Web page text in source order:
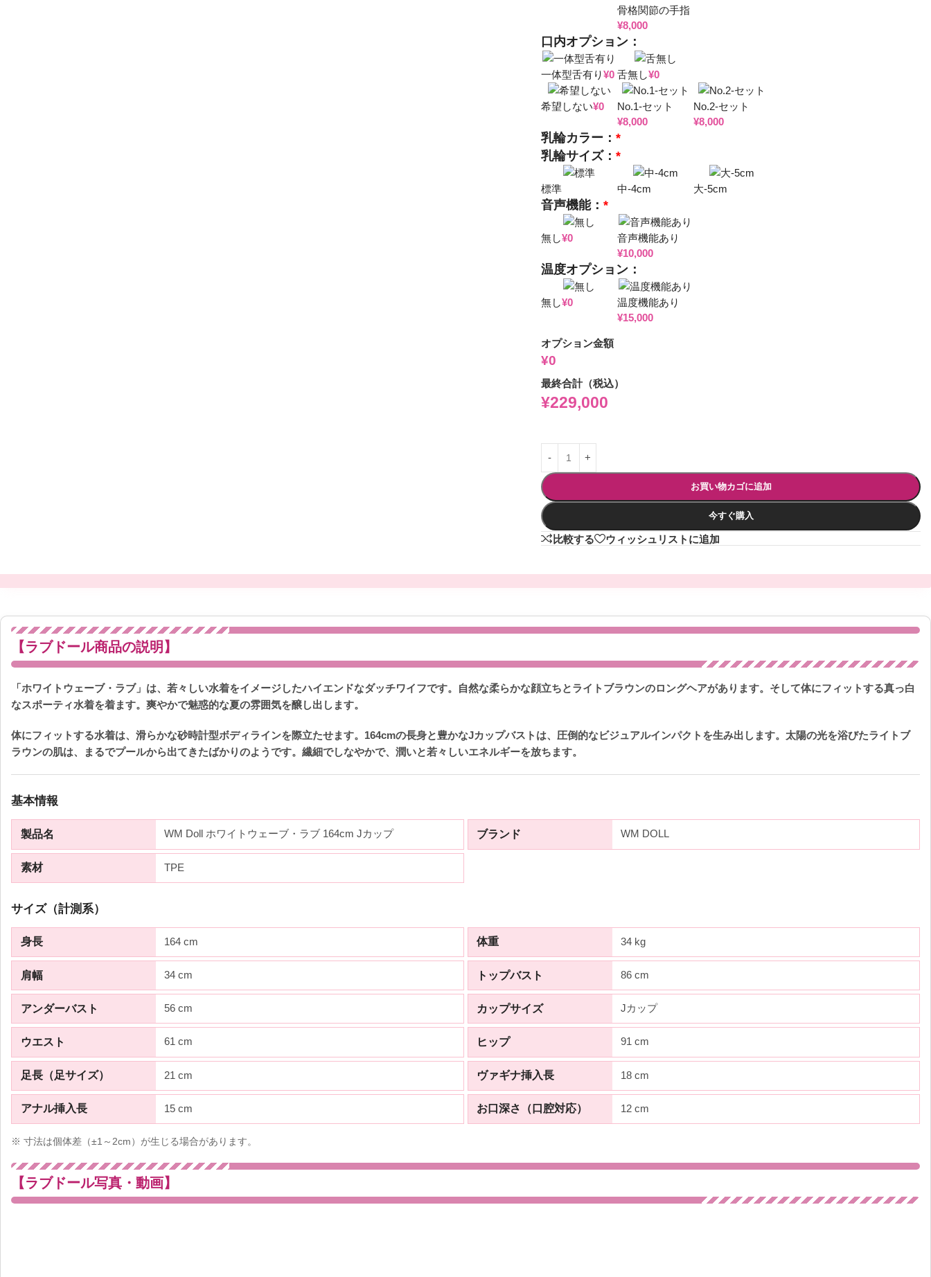
骨格関節の手指
¥8,000
口内オプション：
一体型舌有り¥0 舌無し¥0
希望しない¥0
No.1-セット
¥8,000
No.2-セット
¥8,000
*
乳輪カラー：
*
乳輪サイズ：
標準 中-4cm 大-5cm
*
音声機能：
無し¥0
音声機能あり
¥10,000
温度オプション：
無し¥0
温度機能あり
¥15,000
オプション金額
¥0
最終合計（税込）
¥229,000
お買い物カゴに追加
今すぐ購入
比較する ウィッシュリストに追加
【ラブドール商品の説明】
「ホワイトウェーブ・ラブ」は、若々しい水着をイメージしたハイエンドなダッチワイフです。自然な柔らかな顔立ちとライトブラウンのロングヘアがあります。そして体にフィットする真っ白
なスポーティ水着を着ます。爽やかで魅惑的な夏の雰囲気を醸し出します。
体にフィットする水着は、滑らかな砂時計型ボディラインを際立たせます。164cmの長身と豊かなJカップバストは、圧倒的なビジュアルインパクトを生み出します。太陽の光を浴びたライトブ
ラウンの肌は、まるでプールから出てきたばかりのようです。繊細でしなやかで、潤いと若々しいエネルギーを放ちます。
基本情報
製品名 WM Doll ホワイトウェーブ・ラブ 164cm Jカップ ブランド WM DOLL
素材 TPE
サイズ（計測系）
身長 164 cm 体重 34 kg
肩幅 34 cm トップバスト 86 cm
アンダーバスト 56 cm カップサイズ Jカップ
ウエスト 61 cm ヒップ 91 cm
足長（足サイズ） 21 cm ヴァギナ挿入長 18 cm
アナル挿入長 15 cm お口深さ（口腔対応） 12 cm
※ 寸法は個体差（±1～2cm）が生じる場合があります。
【ラブドール写真・動画】